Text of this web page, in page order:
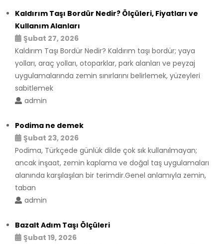
Kaldırım Taşı Bordür Nedir? Ölçüleri, Fiyatları ve
Kullanım Alanları
Şubat 27, 2026
Kaldırım Taşı Bordür Nedir? Kaldırım taşı bordür; yaya
yolları, araç yolları, otoparklar, park alanları ve peyzaj
uygulamalarında zemin sınırlarını belirlemek, yüzeyleri
sabitlemek
admin
Podima ne demek
Şubat 23, 2026
Podima, Türkçede günlük dilde çok sık kullanılmayan;
ancak inşaat, zemin kaplama ve doğal taş uygulamaları
alanında karşılaşılan bir terimdir.Genel anlamıyla zemin,
taban
admin
Bazalt Adım Taşı Ölçüleri
Şubat 19, 2026